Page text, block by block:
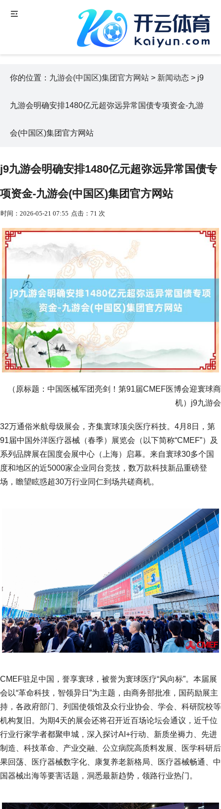
你的位置： 九游会(中国区)集团官方网站 > 新闻动态 > j9
九游会明确安排1480亿元超弥远异常国债专项资金-九游
会(中国区)集团官方网站
j9九游会明确安排1480亿元超弥远异常国债专
项资金-九游会(中国区)集团官方网站
时间：2026-05-21 07:55 点击：71 次
（原标题：中国医械军团亮剑！第91届CMEF医博会迎寰球商
机）j9九游会
32万通俗米航母级展会，齐集寰球顶尖医疗科技。4月8日，第
91届中国外洋医疗器械（春季）展览会（以下简称“CMEF”）及
系列品牌展在国度会展中心（上海）启幕。来自寰球30多个国
度和地区的近5000家企业同台竞技，数万款科技新品重磅登
场，瞻望眩惑超30万行业同仁到场共磋商机。
CMEF驻足中国，誉享寰球，被誉为寰球医疗“风向标”。本届展
会以“革命科技，智领异日”为主题，由商务部批准，国药励展主
持，各政府部门、列国使领馆及众行业协会、学会、科研院校等
机构复旧。为期4天的展会还将召开近百场论坛会通议，近千位
行业行家学者都聚申城，深入探讨AI+行动、新质坐褥力、先进
制造、科技革命、产业交融、公立病院高质料发展、医学科研后
果回荡、医疗器械数字化、康复养老新格局、医疗器械畅通、中
国器械出海等要害话题，洞悉最新趋势，领路行业热门。